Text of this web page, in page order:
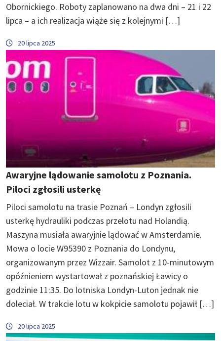
Obornickiego. Roboty zaplanowano na dwa dni – 21 i 22
lipca – a ich realizacja wiąże się z kolejnymi […]
20 lipca 2025
Awaryjne lądowanie samolotu z Poznania.
Piloci zgłosili usterkę
Piloci samolotu na trasie Poznań – Londyn zgłosili
usterkę hydrauliki podczas przelotu nad Holandią.
Maszyna musiała awaryjnie lądować w Amsterdamie.
Mowa o locie W95390 z Poznania do Londynu,
organizowanym przez Wizzair. Samolot z 10-minutowym
opóźnieniem wystartował z poznańskiej Ławicy o
godzinie 11:35. Do lotniska Londyn-Luton jednak nie
doleciał. W trakcie lotu w kokpicie samolotu pojawił […]
20 lipca 2025